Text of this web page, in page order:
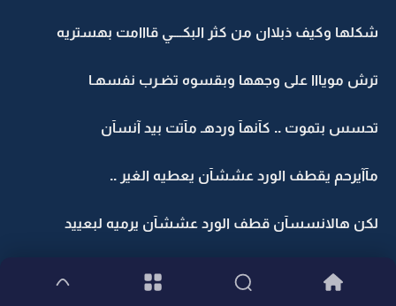
شكلها وكيف ذبلاان من كثر البكــــي قااامت بهستريه
ترش مويااا على وجهها وبقسوه تضـرب نفسهـا
تحسس بتموت .. كآنهآ وردهـ مآتت بيد آنسآن
مآآيرحم يقطف الورد عششآن يعطيه الغير ..
لكن هالانسسآن قطف الورد عششآن يرميه لبعييد
بعييييد حييل وهالورده نآدره نآرده جداً ..